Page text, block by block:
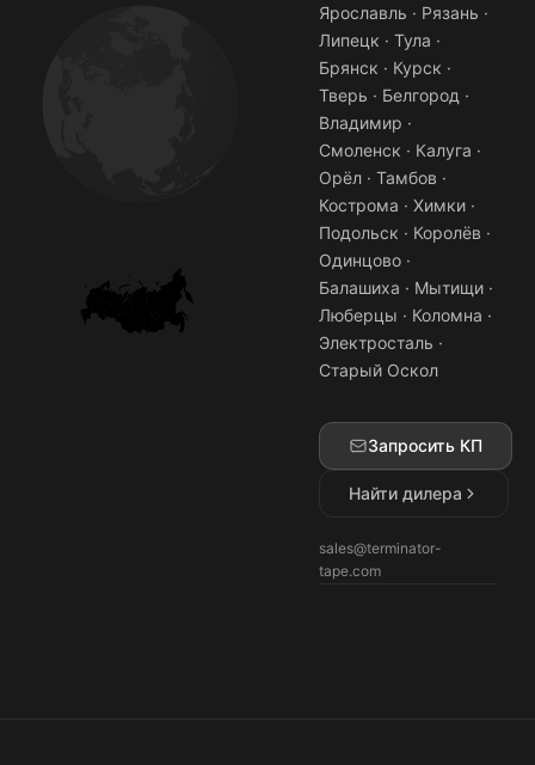
Ярославль · Рязань ·
Липецк · Тула ·
Брянск · Курск ·
Тверь · Белгород ·
Владимир ·
Смоленск · Калуга ·
Орёл · Тамбов ·
Кострома · Химки ·
Подольск · Королёв ·
Одинцово ·
Балашиха · Мытищи ·
Люберцы · Коломна ·
Электросталь ·
Старый Оскол
Запросить КП
Найти дилера
sales@terminator-
tape.com